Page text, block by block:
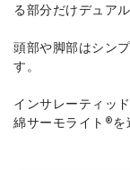
る部分だけデュア
頭部や脚部はシン
す。
インサレーティッ
綿サーモライト®を